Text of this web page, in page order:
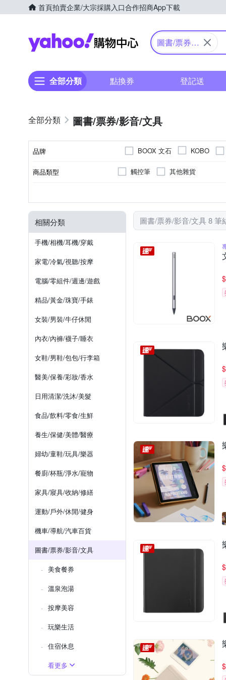
首頁拍賣企業/大宗採購入口合作招商App下載
Yahoo購物中心
圖書/票券/
全部分類
點換券 登記送
圖書/票券/影音/文具
品牌 BOOX 文石 KOBO
商品類型 觸控筆 其他雜貨
相關分類
手機/相機/耳機/穿戴
家電/冷氣/視聽/按摩
電腦/零組件/週邊/遊戲
精品/黃金/珠寶/手錶
女裝/男裝/牛仔休閒
內衣/內褲/襪子/睡衣
女鞋/男鞋/包包/行李箱
醫美/保養/彩妝/香水
日用清潔/洗沐/美髮
食品/飲料/零食/生鮮
養生/保健/美體/醫療
婦幼/童鞋/玩具/樂器
餐廚/杯瓶/淨水/寵物
家具/寢具/收納/修繕
運動/戶外/休閒/健身
機車/導航/汽車百貨
圖書/票券/影音/文具
美食餐券
溫泉泡湯
按摩美容
玩樂生活
住宿休息
看更多
圖書/票券/影音/文具 8 筆
$
$
$
$
$